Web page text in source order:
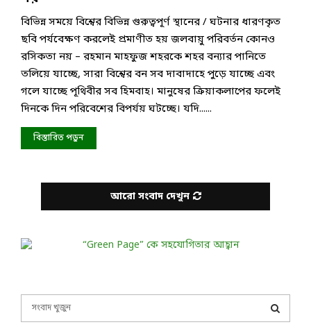
বিভিন্ন সময়ে বিশ্বের বিভিন্ন গুরুত্বপূর্ণ স্থানের / ঘটনার ধারণকৃত
ছবি পর্যবেক্ষণ করলেই প্রমাণীত হয় জলবায়ু পরিবর্তন কোনও
রসিকতা নয় – রহমান মাহফুজ শহরকে শহর বন্যার পানিতে
তলিয়ে যাচ্ছে, সারা বিশ্বের বন সব দাবাদাহে পুড়ে যাচ্ছে এবং
গলে যাচ্ছে পূথিবীর সব হিমবাহ। মানুষের ক্রিয়াকলাপের ফলেই
দিনকে দিন পরিবেশের বিপর্যয় ঘটচ্ছে। যদি......
বিস্তারিত পড়ুন
আরো সংবাদ দেখুন